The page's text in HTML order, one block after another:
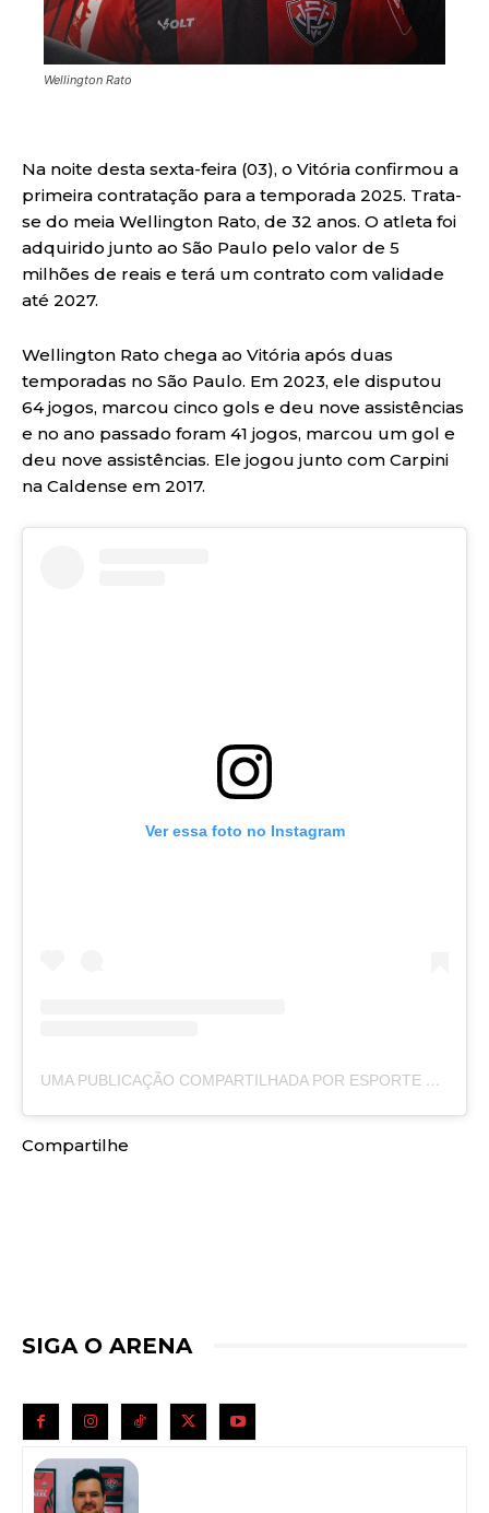
Wellington Rato
Na noite desta sexta-feira (03), o Vitória confirmou a
primeira contratação para a temporada 2025. Trata-
se do meia Wellington Rato, de 32 anos. O atleta foi
adquirido junto ao São Paulo pelo valor de 5
milhões de reais e terá um contrato com validade
até 2027.
Wellington Rato chega ao Vitória após duas
temporadas no São Paulo. Em 2023, ele disputou
64 jogos, marcou cinco gols e deu nove assistências
e no ano passado foram 41 jogos, marcou um gol e
deu nove assistências. Ele jogou junto com Carpini
na Caldense em 2017.
Ver essa foto no Instagram
UMA PUBLICAÇÃO COMPARTILHADA POR ESPORTE CLUBE VITÓRIA (@ECVITORIA)
Compartilhe
SIGA O ARENA